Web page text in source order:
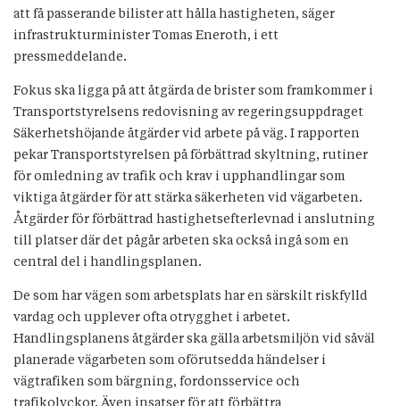
att få passerande bilister att hålla hastigheten, säger
infrastrukturminister Tomas Eneroth, i ett
pressmeddelande.
Fokus ska ligga på att åtgärda de brister som framkommer i
Transportstyrelsens redovisning av regeringsuppdraget
Säkerhetshöjande åtgärder vid arbete på väg. I rapporten
pekar Transportstyrelsen på förbättrad skyltning, rutiner
för omledning av trafik och krav i upphandlingar som
viktiga åtgärder för att stärka säkerheten vid vägarbeten.
Åtgärder för förbättrad hastighetsefterlevnad i anslutning
till platser där det pågår arbeten ska också ingå som en
central del i handlingsplanen.
De som har vägen som arbetsplats har en särskilt riskfylld
vardag och upplever ofta otrygghet i arbetet.
Handlingsplanens åtgärder ska gälla arbetsmiljön vid såväl
planerade vägarbeten som oförutsedda händelser i
vägtrafiken som bärgning, fordonsservice och
trafikolyckor. Även insatser för att förbättra